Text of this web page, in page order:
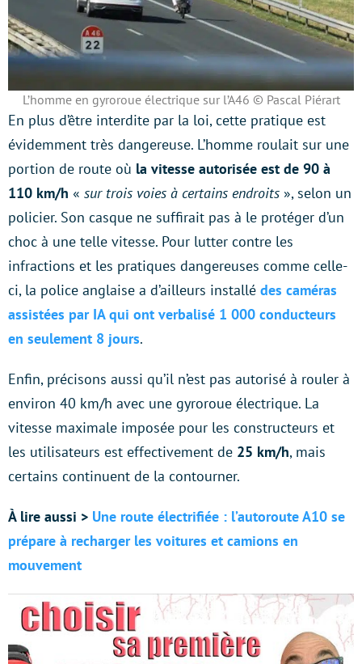
L’homme en gyroroue électrique sur l’A46 © Pascal Piérart
En plus d’être interdite par la loi, cette pratique est
évidemment très dangereuse. L’homme roulait sur une
portion de route où la vitesse autorisée est de 90 à
110 km/h « sur trois voies à certains endroits », selon un
policier. Son casque ne suffirait pas à le protéger d’un
choc à une telle vitesse. Pour lutter contre les
infractions et les pratiques dangereuses comme celle-
ci, la police anglaise a d’ailleurs installé des caméras
assistées par IA qui ont verbalisé 1 000 conducteurs
en seulement 8 jours.
Enfin, précisons aussi qu’il n’est pas autorisé à rouler à
environ 40 km/h avec une gyroroue électrique. La
vitesse maximale imposée pour les constructeurs et
les utilisateurs est effectivement de 25 km/h, mais
certains continuent de la contourner.
À lire aussi > Une route électrifiée : l’autoroute A10 se
prépare à recharger les voitures et camions en
mouvement